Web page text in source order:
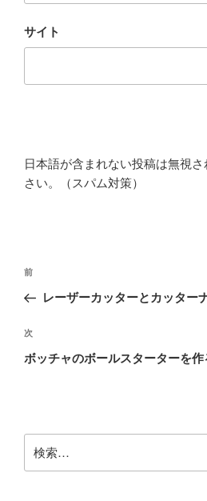
サイト
日本語が含まれない投稿は無視
さい。（スパム対策）
投
ナ
ビ
ゲ
ン
前
の
稿
前
レーザーカッターとカッター
次
の
次
ボッチャのボールスターターを作
索: